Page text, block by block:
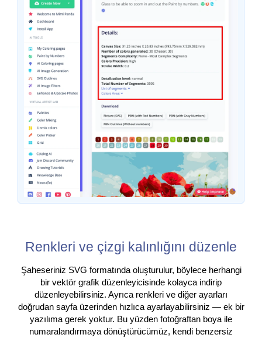
Renkleri ve çizgi kalınlığını düzenle
Şaheseriniz SVG formatında oluşturulur, böylece herhangi
bir vektör grafik düzenleyicisinde kolayca indirip
düzenleyebilirsiniz. Ayrıca renkleri ve diğer ayarları
doğrudan sayfa üzerinden hızlıca ayarlayabilirsiniz — ek bir
yazılıma gerek yoktur. Bu yüzden fotoğraftan boya ile
numaralandırmaya dönüştürücümüz, kendi benzersiz